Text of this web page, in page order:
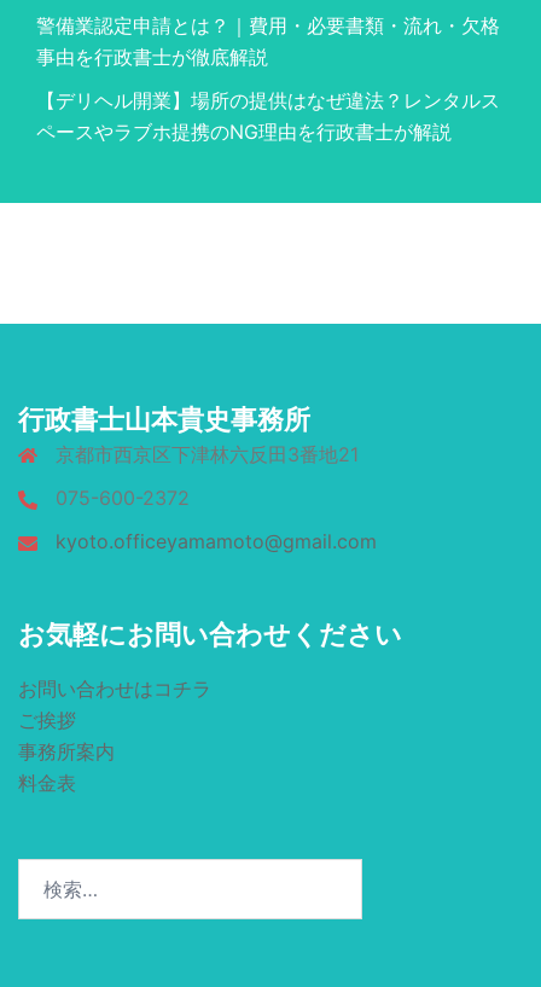
警備業認定申請とは？｜費用・必要書類・流れ・欠格
事由を行政書士が徹底解説
【デリヘル開業】場所の提供はなぜ違法？レンタルス
ペースやラブホ提携のNG理由を行政書士が解説
行政書士山本貴史事務所
京都市西京区下津林六反田3番地21
075-600-2372
kyoto.officeyamamoto@gmail.com
お気軽にお問い合わせください
お問い合わせはコチラ
ご挨拶
事務所案内
料金表